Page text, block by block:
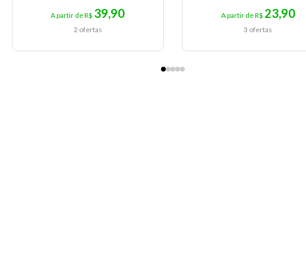
A partir de R$ 39,90
2 ofertas
A partir de R$ 23,90
3 ofertas